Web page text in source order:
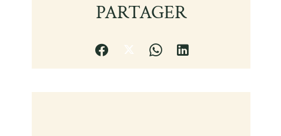
PARTAGER